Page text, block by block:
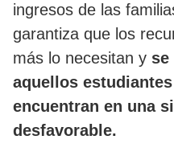
ingresos de las
garantiza que los
más lo necesitan y se
aquellos
encuentran en una
desfavorable.